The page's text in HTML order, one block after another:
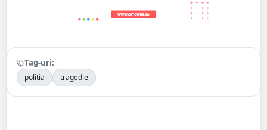
Tag-uri:
poliția tragedie